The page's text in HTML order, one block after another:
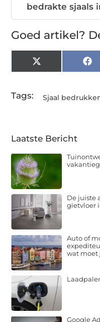
bedrakte sjaals
Goed artikel?
X
(Twitter)
Tags: Sjaal
Laatste Bericht
De juiste
gietvloer
Auto of
wat moet
Google